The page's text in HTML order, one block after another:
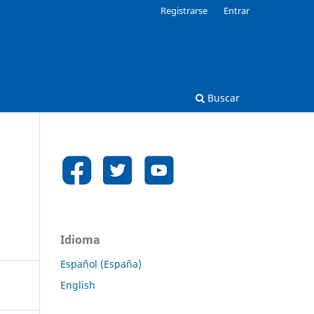
Buscar
Registrarse Entrar
Idioma
Español (España)
English